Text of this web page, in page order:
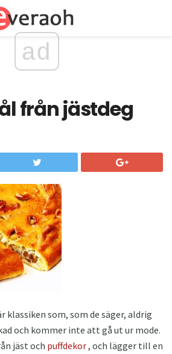
ad
från jästdeg
klassiken som, som de säger, aldrig
och kommer inte att gå ut ur mode.
jäst och puffdekor, och lägger till en